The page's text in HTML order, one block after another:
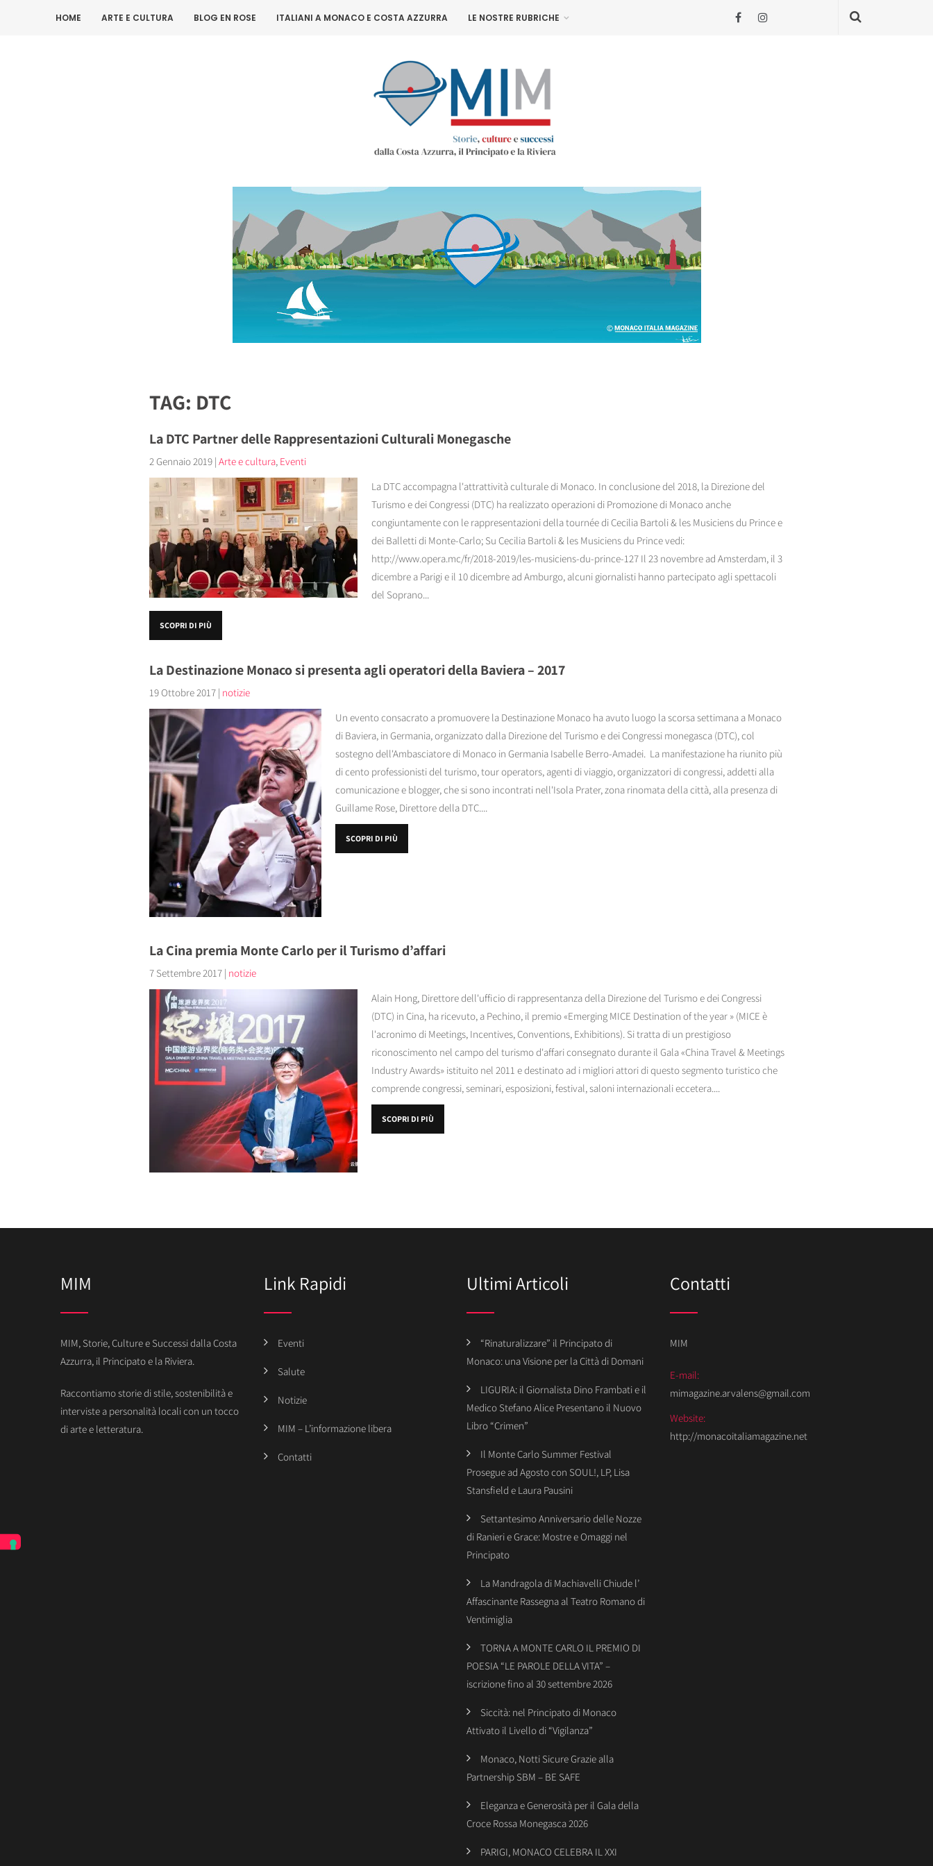
HOME ARTE E CULTURA BLOG EN ROSE ITALIANI A MONACO E COSTA AZZURRA LE NOSTRE RUBRICHE
TAG: DTC
La DTC Partner delle Rappresentazioni Culturali Monegasche
2 Gennaio 2019 | Arte e cultura, Eventi
La DTC accompagna l'attrattività culturale di Monaco. In conclusione del 2018, la Direzione del
Turismo e dei Congressi (DTC) ha realizzato operazioni di Promozione di Monaco anche
congiuntamente con le rappresentazioni della tournée di Cecilia Bartoli & les Musiciens du Prince e
dei Balletti di Monte-Carlo; Su Cecilia Bartoli & les Musiciens du Prince vedi:
http://www.opera.mc/fr/2018-2019/les-musiciens-du-prince-127 Il 23 novembre ad Amsterdam, il 3
dicembre a Parigi e il 10 dicembre ad Amburgo, alcuni giornalisti hanno partecipato agli spettacoli
del Soprano...
SCOPRI DI PIÙ
La Destinazione Monaco si presenta agli operatori della Baviera – 2017
19 Ottobre 2017 | notizie
Un evento consacrato a promuovere la Destinazione Monaco ha avuto luogo la scorsa settimana a Monaco
di Baviera, in Germania, organizzato dalla Direzione del Turismo e dei Congressi monegasca (DTC), col
sostegno dell'Ambasciatore di Monaco in Germania Isabelle Berro-Amadei. La manifestazione ha riunito più
di cento professionisti del turismo, tour operators, agenti di viaggio, organizzatori di congressi, addetti alla
comunicazione e blogger, che si sono incontrati nell'Isola Prater, zona rinomata della città, alla presenza di
Guillame Rose, Direttore della DTC....
SCOPRI DI PIÙ
La Cina premia Monte Carlo per il Turismo d’affari
7 Settembre 2017 | notizie
Alain Hong, Direttore dell'ufficio di rappresentanza della Direzione del Turismo e dei Congressi
(DTC) in Cina, ha ricevuto, a Pechino, il premio «Emerging MICE Destination of the year » (MICE è
l'acronimo di Meetings, Incentives, Conventions, Exhibitions). Si tratta di un prestigioso
riconoscimento nel campo del turismo d'affari consegnato durante il Gala «China Travel & Meetings
Industry Awards» istituito nel 2011 e destinato ad i migliori attori di questo segmento turistico che
comprende congressi, seminari, esposizioni, festival, saloni internazionali eccetera....
SCOPRI DI PIÙ
MIM
MIM, Storie, Culture e Successi dalla Costa
Azzurra, il Principato e la Riviera.
Raccontiamo storie di stile, sostenibilità e
interviste a personalità locali con un tocco
di arte e letteratura.
Link Rapidi
Eventi
Salute
Notizie
MIM – L’informazione libera
Contatti
Ultimi Articoli
“Rinaturalizzare” il Principato di
Monaco: una Visione per la Città di Domani
LIGURIA: il Giornalista Dino Frambati e il
Medico Stefano Alice Presentano il Nuovo
Libro “Crimen”
Il Monte Carlo Summer Festival
Prosegue ad Agosto con SOUL!, LP, Lisa
Stansfield e Laura Pausini
Settantesimo Anniversario delle Nozze
di Ranieri e Grace: Mostre e Omaggi nel
Principato
La Mandragola di Machiavelli Chiude l’
Affascinante Rassegna al Teatro Romano di
Ventimiglia
TORNA A MONTE CARLO IL PREMIO DI
POESIA “LE PAROLE DELLA VITA” –
iscrizione fino al 30 settembre 2026
Siccità: nel Principato di Monaco
Attivato il Livello di “Vigilanza”
Monaco, Notti Sicure Grazie alla
Partnership SBM – BE SAFE
Eleganza e Generosità per il Gala della
Croce Rossa Monegasca 2026
PARIGI, MONACO CELEBRA IL XXI
Contatti
MIM
E-mail:
mimagazine.arvalens@gmail.com
Website:
http://monacoitaliamagazine.net